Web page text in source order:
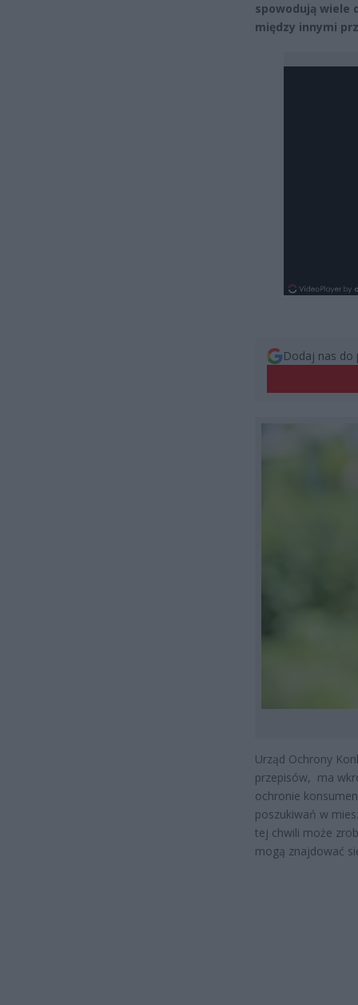
spowodują wiele
między innymi
Dodaj nas do
Urząd Ochrony
przepisów, ma
ochronie
poszukiwań w
tej chwili może
mogą znajdować